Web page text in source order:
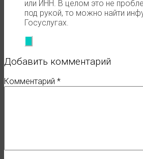
или ИНН. В целом это не
под рукой, то можно найти
Госуслугах.
Добавить комментарий
Комментарий *